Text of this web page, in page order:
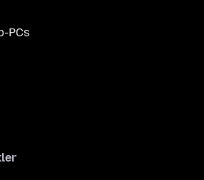
PCs